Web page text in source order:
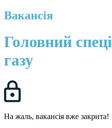
Вакансія
Головний
газу
На жаль, вакансія вже закрита!